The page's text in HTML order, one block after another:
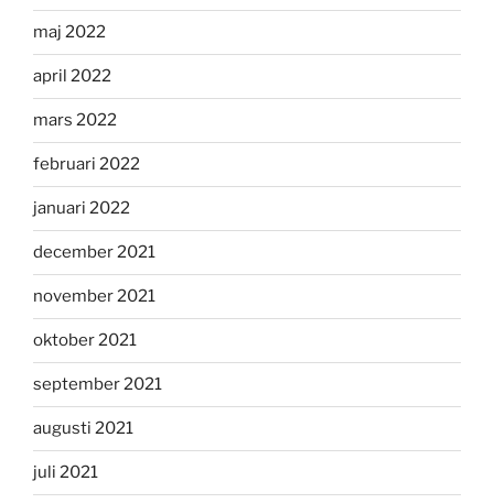
maj 2022
april 2022
mars 2022
februari 2022
januari 2022
december 2021
november 2021
oktober 2021
september 2021
augusti 2021
juli 2021